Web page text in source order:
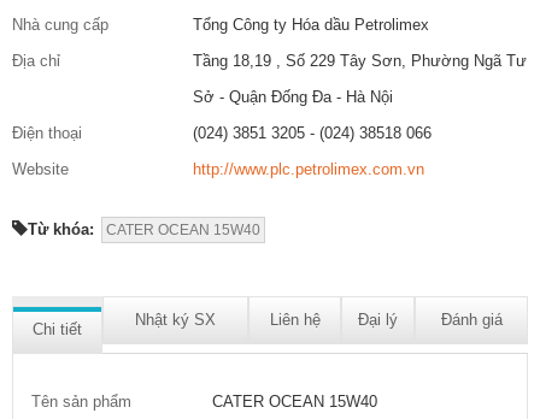
Nhà cung cấp
Tổng Công ty Hóa dầu Petrolimex
Địa chỉ
Tầng 18,19 , Số 229 Tây Sơn, Phường Ngã Tư
Sở - Quận Đống Đa - Hà Nội
Điện thoại
(024) 3851 3205 - (024) 38518 066
Website
http://www.plc.petrolimex.com.vn
Từ khóa: CATER OCEAN 15W40
Chi tiết
Nhật ký SX Liên hệ Đại lý Đánh giá
Tên sản phẩm
CATER OCEAN 15W40